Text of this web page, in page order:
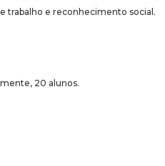
trabalho e reconhecimento social.
20 alunos.